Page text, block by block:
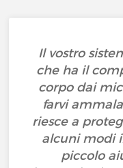
Il vostro
che ha il
corpo dai
farvi
riesce a
alcuni modi
piccolo